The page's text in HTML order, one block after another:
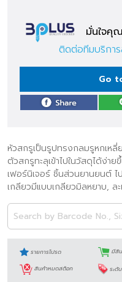
มั่นใจคุ
ติดต่อทีมบริกา
Go
หัวสกรูเป็นรูปทรงกลมรูหกเหลี่
ตัวสกรูทะลุเข้าไปในวัสดุได้ง่าย
เฟอร์นิเจอร์ ชิ้นส่วนยานยนต์
เกลียวมีแบบเกลียวมิลหยาบ, ล
รายการโปรด มีสิน
สินค้าหมดสต็อก
ระดับ